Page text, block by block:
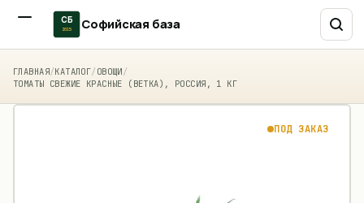
СБ
2015 Софийская база
ГЛАВНАЯ/КАТАЛОГ/ ОВОЩИ/
ТОМАТЫ СВЕЖИЕ КРАСНЫЕ (ВЕТКА), РОССИЯ, 1 КГ
ПОД ЗАКАЗ